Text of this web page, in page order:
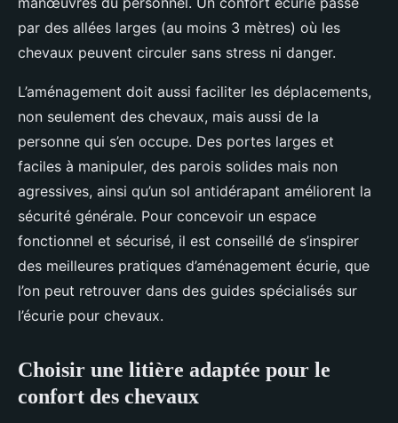
par des allées larges (au moins 3 mètres) où les
chevaux peuvent circuler sans stress ni danger.
L’aménagement doit aussi faciliter les déplacements,
non seulement des chevaux, mais aussi de la
personne qui s’en occupe. Des portes larges et
faciles à manipuler, des parois solides mais non
agressives, ainsi qu’un sol antidérapant améliorent la
sécurité générale. Pour concevoir un espace
fonctionnel et sécurisé, il est conseillé de s’inspirer
des meilleures pratiques d’aménagement écurie, que
l’on peut retrouver dans des guides spécialisés sur
l’écurie pour chevaux.
Choisir une litière adaptée pour le
confort des chevaux